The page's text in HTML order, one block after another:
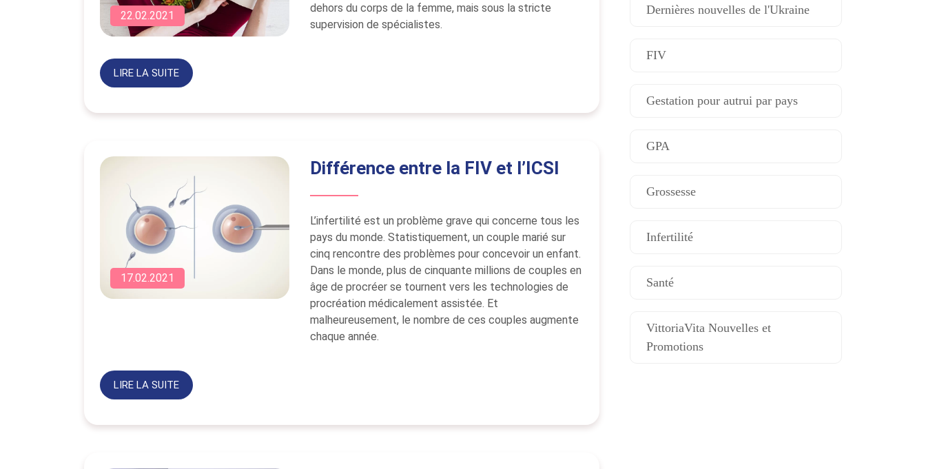
22.02.2021
dehors du corps de la femme, mais sous la stricte
supervision de spécialistes.
LIRE LA SUITE
17.02.2021
Différence entre la FIV et l’ICSI
L’infertilité est un problème grave qui concerne tous les
pays du monde. Statistiquement, un couple marié sur
cinq rencontre des problèmes pour concevoir un enfant.
Dans le monde, plus de cinquante millions de couples en
âge de procréer se tournent vers les technologies de
procréation médicalement assistée. Et
malheureusement, le nombre de ces couples augmente
chaque année.
LIRE LA SUITE
Dernières nouvelles de l'Ukraine
FIV
Gestation pour autrui par pays
GPA
Grossesse
Infertilité
Santé
VittoriaVita Nouvelles et
Promotions